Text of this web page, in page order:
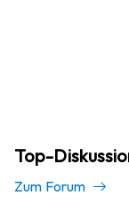
Top-
Zum Forum